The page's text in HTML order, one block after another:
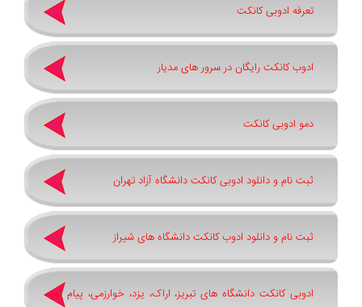
تعرفه ادوبی کانکت
ادوب کانکت رایگان در سرور های مدیار
دمو ادوبی کانکت
ثبت نام و دانلود ادوبی کانکت دانشگاه آزاد تهران
ثبت نام و دانلود ادوب کانکت دانشگاه های شیراز
ادوبی کانکت دانشگاه های تبریز، اراک، یزد، خوارزمی، پیام نور،